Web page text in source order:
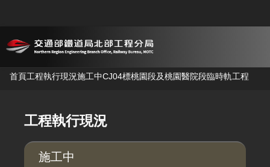
跳到主要內容
首頁工程執行現況施工中CJ04標桃園段及桃園醫院段臨時軌工程
工程執行現況
施工中